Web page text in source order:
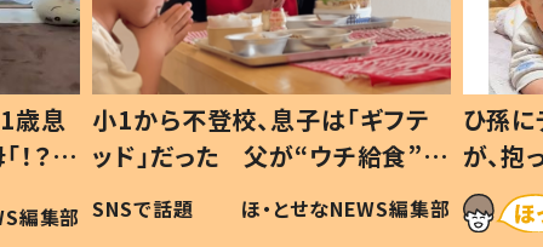
歳息
？」
編集部
小1から不登校、息子は「ギフテ
ッド」だった 父が“ウチ給食”を
作り続ける理由とは #令和の親
#令和の子
SNSで話題 ほ・とせなNEWS編集部
ひ孫
が、
「涙が
い」